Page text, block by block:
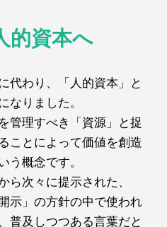
的資本へ
代わり、「人的資本」と
なりました。
管理すべき「資源」と捉
ことによって価値を創造
う概念です。
ら次々に提示された、
示」の方針の中で使われ
普及しつつある言葉だと